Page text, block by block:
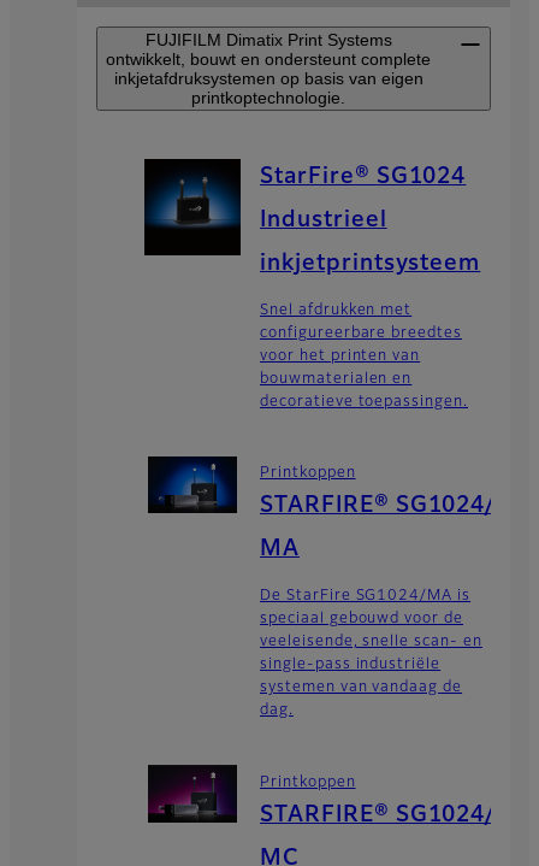
FUJIFILM Dimatix Print Systems
ontwikkelt, bouwt en ondersteunt complete
inkjetafdruksystemen op basis van eigen
printkoptechnologie.
StarFire® SG1024
Industrieel
inkjetprintsysteem
Snel afdrukken met
configureerbare breedtes
voor het printen van
bouwmaterialen en
decoratieve toepassingen.
Printkoppen
STARFIRE® SG1024/
MA
De StarFire SG1024/MA is
speciaal gebouwd voor de
veeleisende, snelle scan- en
single-pass industriële
systemen van vandaag de
dag.
Printkoppen
STARFIRE® SG1024/
MC